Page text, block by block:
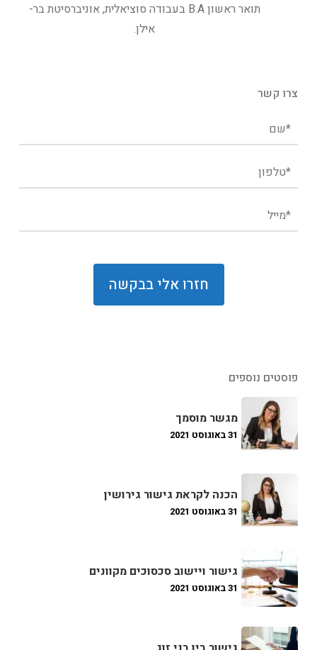
תואר ראשון B.A בעבודה סוציאלית, אוניברסיטת בר-
אילן.
צרו קשר
פוסטים נוספים
מגשר מוסמך
31 באוגוסט 2021
הכנה לקראת גישור גירושין
31 באוגוסט 2021
גישור ויישוב סכסוכים מקוונים
31 באוגוסט 2021